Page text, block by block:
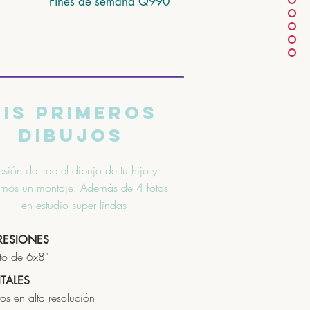
primeros
dibujos
de trae el dibujo de tu hijo y
un montaje. Además de 4 fotos
en estudio super lindas
de 6x8"
en alta resolución